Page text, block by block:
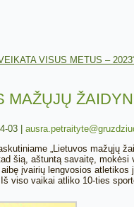
VISUS METUS –
MAŽŲJŲ
03
„Lietuvos mažųjų
šią, aštuntą savaitę, mokėsi
įvairių lengvosios
viso vaikai atliko 10-ties